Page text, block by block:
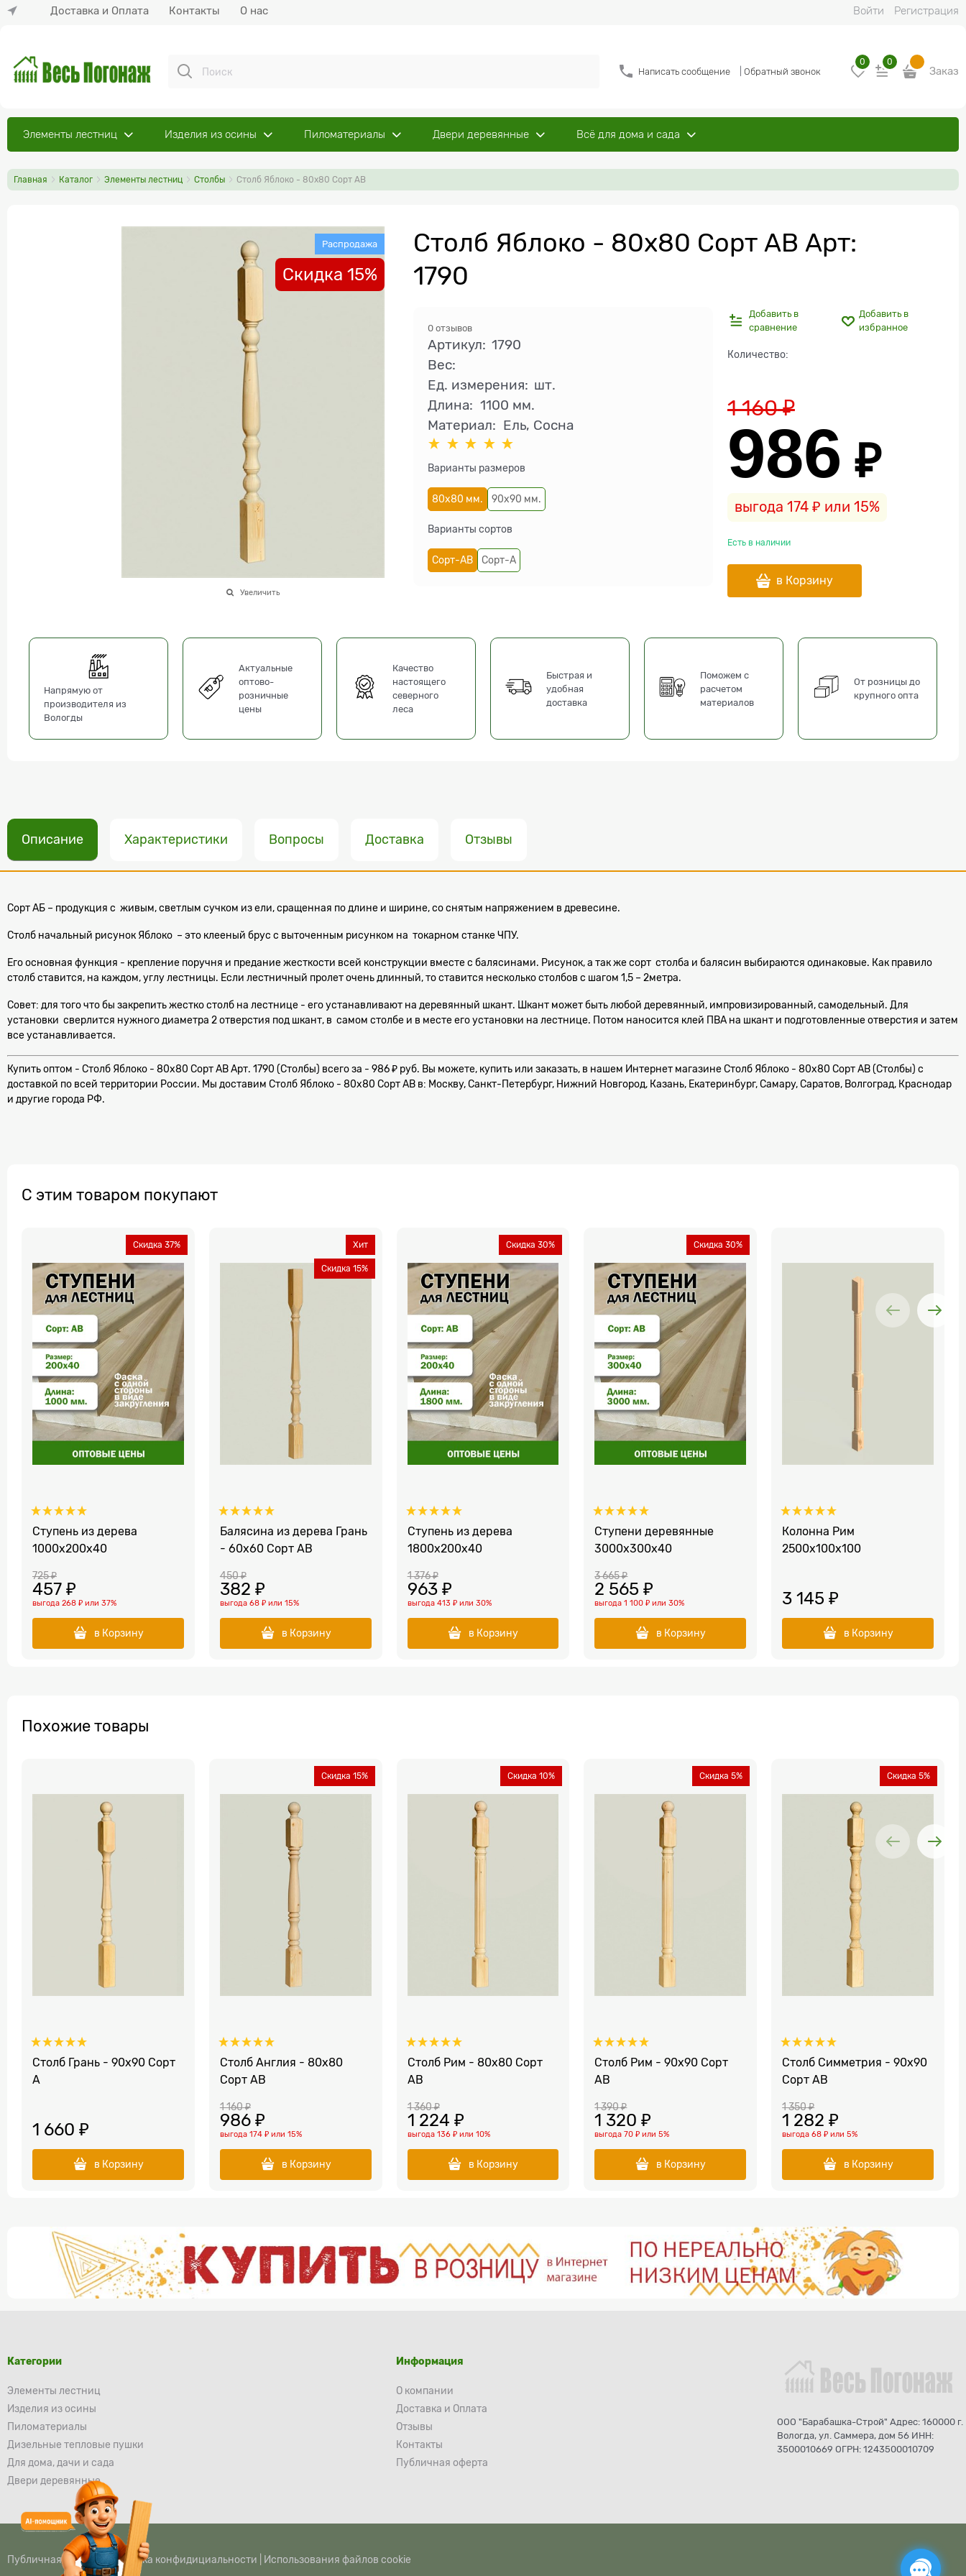
Доставка и Оплата Контакты О нас Войти Регистрация
Написать сообщение Обратный звонок
0 0
Заказ
Элементы лестниц Изделия из осины Пиломатериалы Двери деревянные Всё для дома и сада
Главная Каталог Элементы лестниц Столбы Столб Яблоко - 80х80 Сорт AB
Распродажа
Скидка 15%
Увеличить
Столб Яблоко - 80х80 Сорт AB Арт:
1790
0 отзывов
Артикул: 1790
Вес:
Ед. измерения: шт.
Длина: 1100 мм.
Материал: Ель, Сосна
Варианты размеров
80х80 мм. 90х90 мм.
Варианты сортов
Сорт-АВ Сорт-А
Добавить в
сравнение
Добавить в
избранное
Количество:
1 160 ₽
986 ₽
выгода 174 ₽ или 15%
Есть в наличии
в Корзину
Напрямую от
производителя из
Вологды
Актуальные
оптово-
розничные
цены
Качество
настоящего
северного
леса
Быстрая и
удобная
доставка
Поможем с
расчетом
материалов
От розницы до
крупного опта
Описание Характеристики Вопросы Доставка Отзывы
Сорт АБ – продукция с живым, светлым сучком из ели, сращенная по длине и ширине, со снятым напряжением в древесине.
Столб начальный рисунок Яблоко – это клееный брус с выточенным рисунком на токарном станке ЧПУ.
Его основная функция - крепление поручня и предание жесткости всей конструкции вместе с балясинами. Рисунок, а так же сорт столба и балясин выбираются одинаковые. Как правило
столб ставится, на каждом, углу лестницы. Если лестничный пролет очень длинный, то ставится несколько столбов с шагом 1,5 – 2метра.
Совет: для того что бы закрепить жестко столб на лестнице - его устанавливают на деревянный шкант. Шкант может быть любой деревянный, импровизированный, самодельный. Для
установки сверлится нужного диаметра 2 отверстия под шкант, в самом столбе и в месте его установки на лестнице. Потом наносится клей ПВА на шкант и подготовленные отверстия и затем
все устанавливается.
Купить оптом - Столб Яблоко - 80х80 Сорт AB Арт. 1790 (Столбы) всего за - 986 ₽ руб. Вы можете, купить или заказать, в нашем Интернет магазине Столб Яблоко - 80х80 Сорт AB (Столбы) с
доставкой по всей территории России. Мы доставим Столб Яблоко - 80х80 Сорт AB в: Москву, Санкт-Петербург, Нижний Новгород, Казань, Екатеринбург, Самару, Саратов, Волгоград, Краснодар
и другие города РФ.
С этим товаром покупают
Ступень из дерева
1000x200x40
Скидка 37%
725 ₽
457 ₽
выгода 268 ₽ или 37%
в Корзину
Балясина из дерева Грань
- 60x60 Сорт AB
Хит
Скидка 15%
450 ₽
382 ₽
выгода 68 ₽или 15%
в Корзину
Ступень из дерева
1800x200x40
Скидка 30%
1 376 ₽
963 ₽
выгода 413 ₽или 30%
в Корзину
Ступени деревянные
3000x300x40
Скидка 30%
3 665 ₽
2 565 ₽
выгода1 100 ₽ или30%
в Корзину
Колонна Рим
2500x100х100
3 145 ₽
в Корзину
Похожие товары
Столб Грань - 90х90 Сорт
A
1 660 ₽
в Корзину
Столб Англия - 80х80
Сорт AB
Скидка 15%
1 160 ₽
986 ₽
выгода 174 ₽или 15%
в Корзину
Столб Рим - 80х80 Сорт
AB
Скидка 10%
1 360 ₽
1 224 ₽
выгода 136 ₽или 10%
в Корзину
Столб Рим - 90х90 Сорт
AB
Скидка 5%
1 390 ₽
1 320 ₽
выгода70 ₽ или5%
в Корзину
Столб Симметрия - 90х90
Сорт AB
Скидка 5%
1 350 ₽
1 282 ₽
выгода68 ₽ или5%
в Корзину
Категории
Элементы лестниц
Изделия из осины
Пиломатериалы
Дизельные тепловые пушки
Для дома, дачи и сада
Двери деревянные
Информация
О компании
Доставка и Оплата
Отзывы
Контакты
Публичная оферта
ООО "Барабашка-Строй" Адрес: 160000 г.
Вологда, ул. Саммера, дом 56 ИНН:
3500010669 ОГРН: 1243500010709
Публичная оферта |Политика конфидициальности Использования файлов cookie